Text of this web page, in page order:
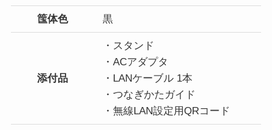
筺体色 黒
添付品
・スタンド
・ACアダプタ
・LANケーブル 1本
・つなぎかたガイド
・無線LAN設定用QRコード